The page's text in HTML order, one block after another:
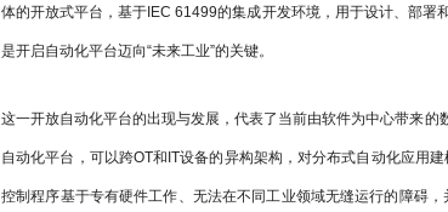
体的开放式平台，基于IEC 61499的集成开发环境，用于设计、部署
是开启自动化平台迈向“未来工业”的关键。
这一开放自动化平台的出现与发展，代表了当前由软件为中心带来
自动化平台，可以跨OT和IT设备的异构架构，对分布式自动化应用
控制程序基于专有硬件工作、无法在不同工业领域无缝运行的障碍